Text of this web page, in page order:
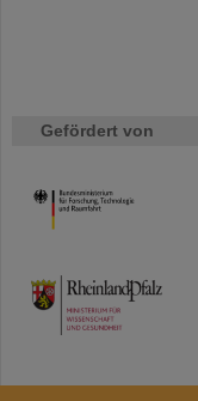
Gefördert von
HMWK
TMWWDG